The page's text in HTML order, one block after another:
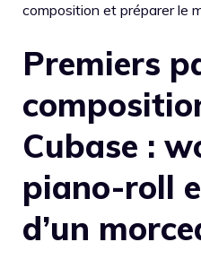
composition et préparer le
Premiers
Cubase :
piano-roll
d’un